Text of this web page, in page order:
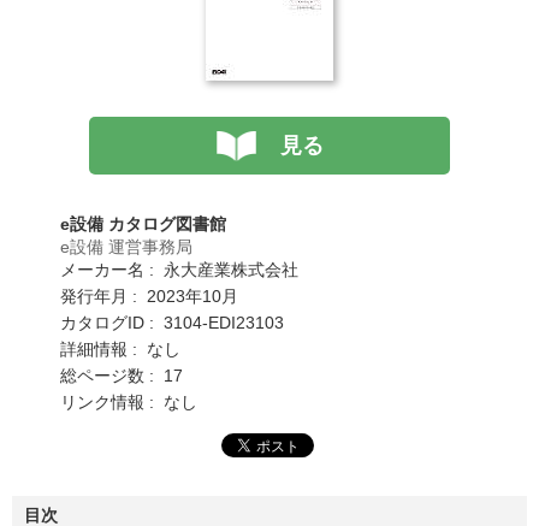
見る
e設備 カタログ図書館
e設備 運営事務局
メーカー名 : 永大産業株式会社
発行年月 : 2023年10月
カタログID : 3104-EDI23103
詳細情報 : なし
総ページ数 : 17
リンク情報 : なし
目次